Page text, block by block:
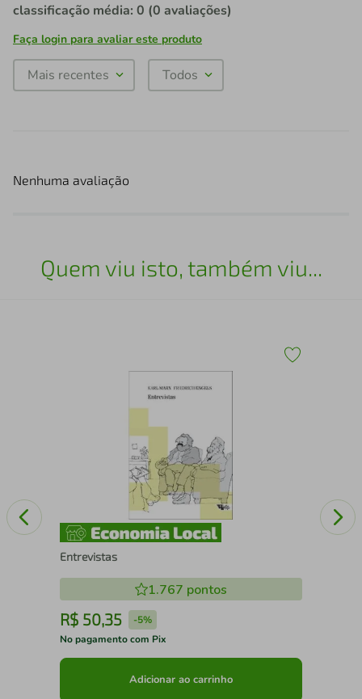
classificação média: 0 (0 avaliações)
Faça login para avaliar este produto
Mais recentes Todos
Nenhuma avaliação
Quem viu isto, também viu...
Entrevistas
1.767 pontos
R$ 50,35 -5%
No pagamento com Pix
Adicionar ao carrinho